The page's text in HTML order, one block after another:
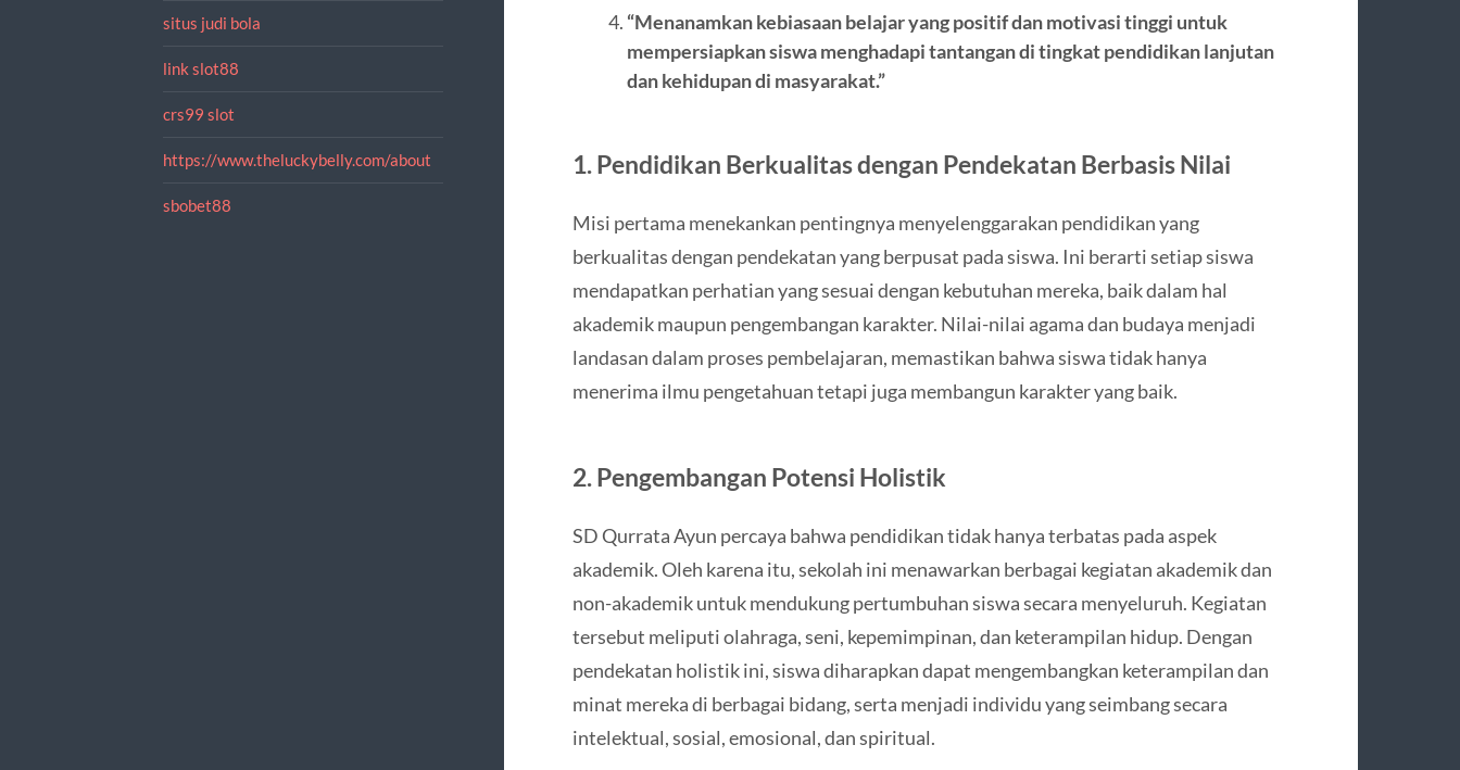
situs judi bola
link slot88
crs99 slot
https://www.theluckybelly.com/about
sbobet88
“Menanamkan kebiasaan belajar yang positif dan motivasi tinggi untuk
mempersiapkan siswa menghadapi tantangan di tingkat pendidikan lanjutan
dan kehidupan di masyarakat.”
1. Pendidikan Berkualitas dengan Pendekatan Berbasis Nilai
Misi pertama menekankan pentingnya menyelenggarakan pendidikan yang
berkualitas dengan pendekatan yang berpusat pada siswa. Ini berarti setiap siswa
mendapatkan perhatian yang sesuai dengan kebutuhan mereka, baik dalam hal
akademik maupun pengembangan karakter. Nilai-nilai agama dan budaya menjadi
landasan dalam proses pembelajaran, memastikan bahwa siswa tidak hanya
menerima ilmu pengetahuan tetapi juga membangun karakter yang baik.
2. Pengembangan Potensi Holistik
SD Qurrata Ayun percaya bahwa pendidikan tidak hanya terbatas pada aspek
akademik. Oleh karena itu, sekolah ini menawarkan berbagai kegiatan akademik dan
non-akademik untuk mendukung pertumbuhan siswa secara menyeluruh. Kegiatan
tersebut meliputi olahraga, seni, kepemimpinan, dan keterampilan hidup. Dengan
pendekatan holistik ini, siswa diharapkan dapat mengembangkan keterampilan dan
minat mereka di berbagai bidang, serta menjadi individu yang seimbang secara
intelektual, sosial, emosional, dan spiritual.